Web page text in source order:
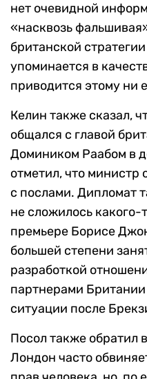
нет очевидной
«насквозь
британской
упоминается в
приводится этому ни
Келин также сказал,
общался с главой
Домиником Раабом в
отметил, что министр
с послами. Дипломат
не сложилось какого-
премьере Борисе
большей степени
разработкой
партнерами
ситуации после
Посол также обратил
Лондон часто